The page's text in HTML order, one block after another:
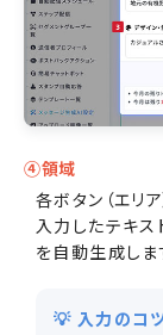
④領域
各ボタン（エリ
入力したテキス
を自動生成しま
💡 入力のコ